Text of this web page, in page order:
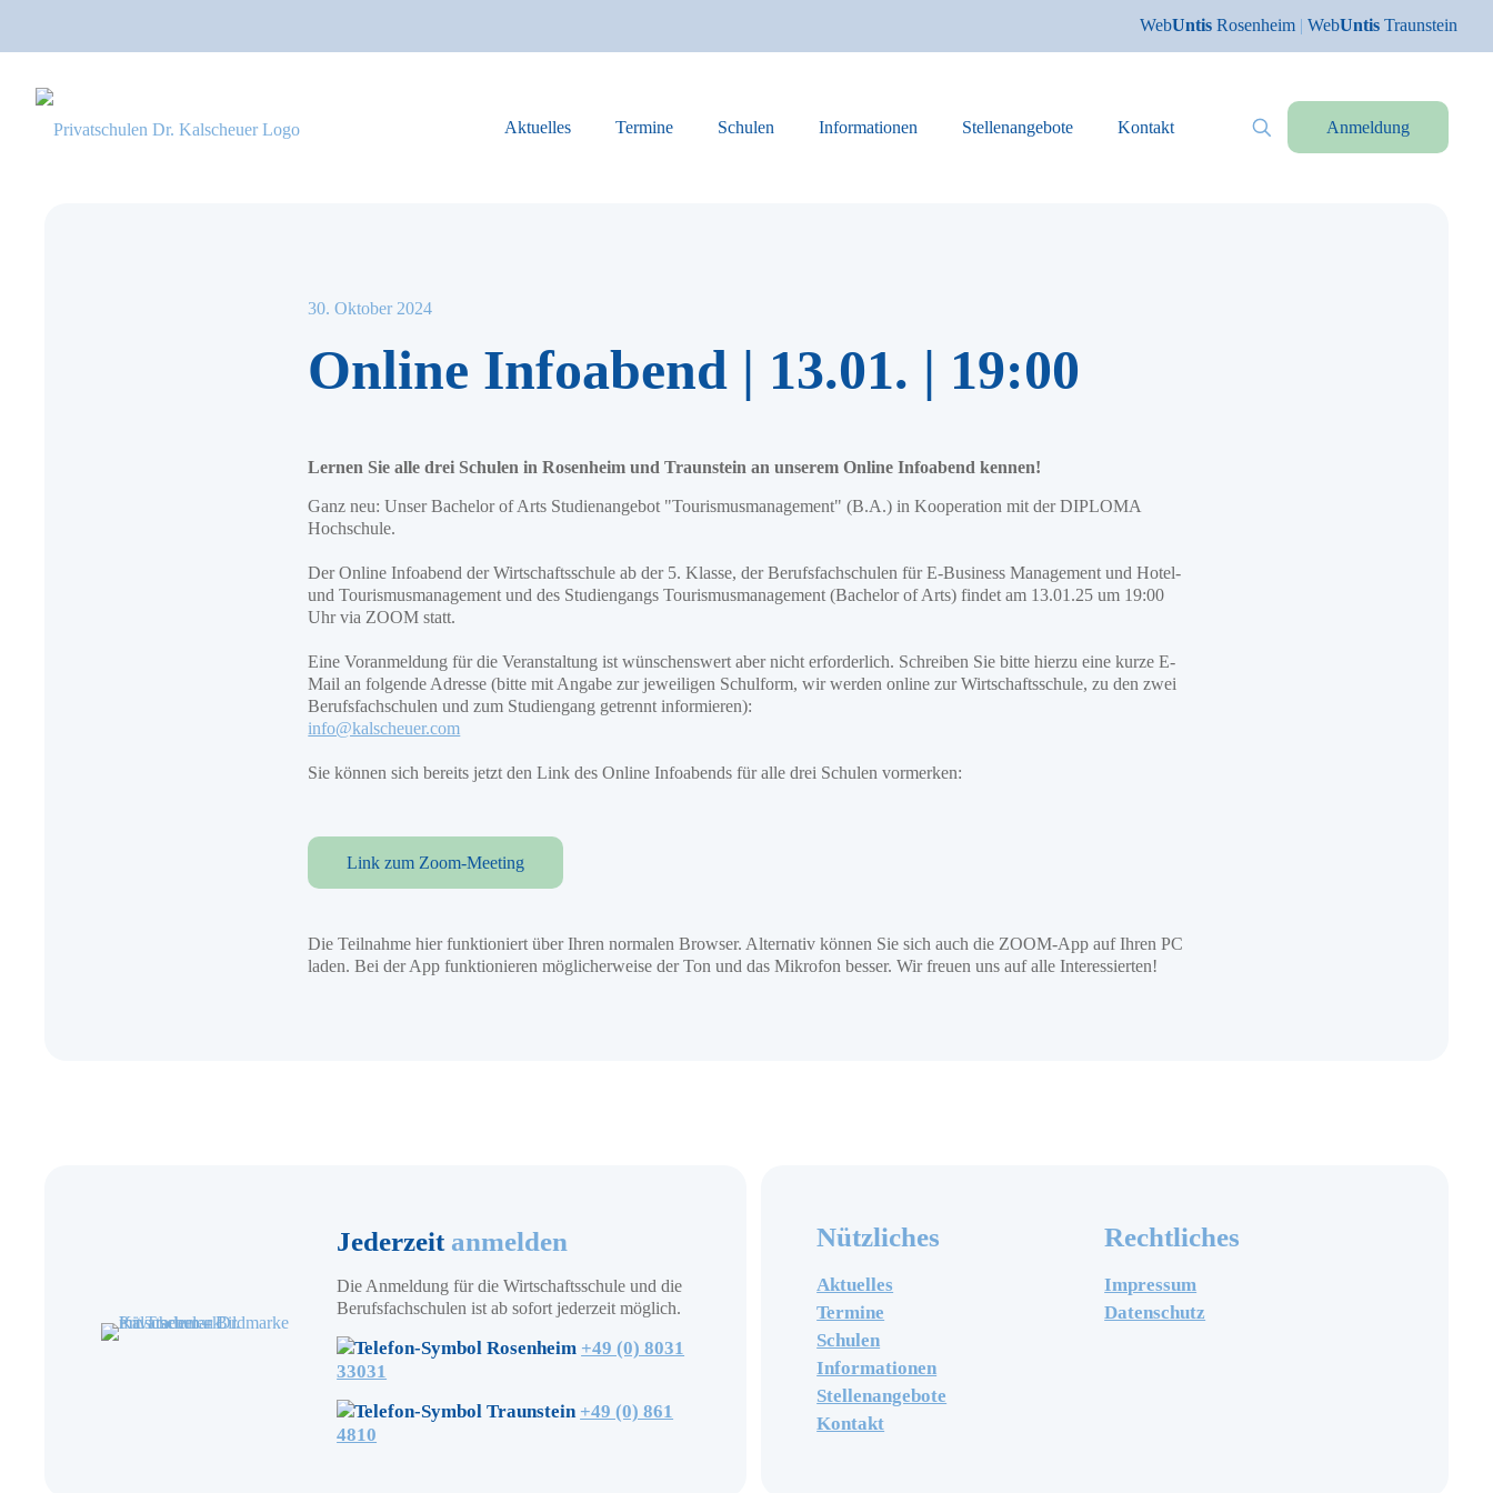
WebUntis Rosenheim | WebUntis Traunstein
Aktuelles Termine Schulen Informationen Stellenangebote Kontakt Anmeldung
30. Oktober 2024
Online Infoabend | 13.01. | 19:00
Lernen Sie alle drei Schulen in Rosenheim und Traunstein an unserem Online Infoabend kennen!
Ganz neu: Unser Bachelor of Arts Studienangebot "Tourismusmanagement" (B.A.) in Kooperation mit der DIPLOMA
Hochschule.
Der Online Infoabend der Wirtschaftsschule ab der 5. Klasse, der Berufsfachschulen für E-Business Management und Hotel-
und Tourismusmanagement und des Studiengangs Tourismusmanagement (Bachelor of Arts) findet am 13.01.25 um 19:00
Uhr via ZOOM statt.
Eine Voranmeldung für die Veranstaltung ist wünschenswert aber nicht erforderlich. Schreiben Sie bitte hierzu eine kurze E-
Mail an folgende Adresse (bitte mit Angabe zur jeweiligen Schulform, wir werden online zur Wirtschaftsschule, zu den zwei
Berufsfachschulen und zum Studiengang getrennt informieren):
info@kalscheuer.com
Sie können sich bereits jetzt den Link des Online Infoabends für alle drei Schulen vormerken:
Link zum Zoom-Meeting
Die Teilnahme hier funktioniert über Ihren normalen Browser. Alternativ können Sie sich auch die ZOOM-App auf Ihren PC
laden. Bei der App funktionieren möglicherweise der Ton und das Mikrofon besser. Wir freuen uns auf alle Interessierten!
Jederzeit anmelden
Die Anmeldung für die Wirtschaftsschule und die
Berufsfachschulen ist ab sofort jederzeit möglich.
Rosenheim +49 (0) 8031
33031
Traunstein +49 (0) 861
4810
Nützliches
Aktuelles
Termine
Schulen
Informationen
Stellenangebote
Kontakt
Rechtliches
Impressum
Datenschutz